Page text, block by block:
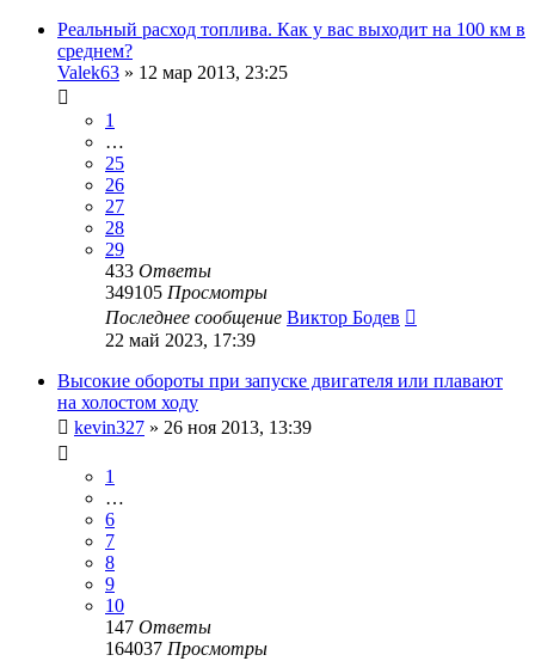
Реальный расход топлива. Как у вас выходит на 100 км в
среднем?
Valek63 » 12 мар 2013, 23:25
1
…
25
26
27
28
29
433 Ответы
349105 Просмотры
Последнее сообщение Виктор Бодев
22 май 2023, 17:39
Высокие обороты при запуске двигателя или плавают
на холостом ходу
kevin327 » 26 ноя 2013, 13:39
1
…
6
7
8
9
10
147 Ответы
164037 Просмотры